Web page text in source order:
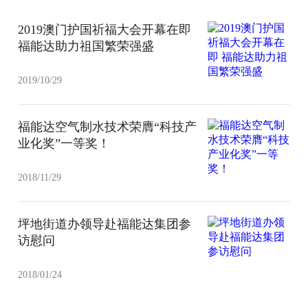
2019澳门护国祈福大会开幕在即
福能达助力祖国繁荣强盛
2019/10/29
福能达空气制水技术荣膺“科技产
业化奖”一等奖！
2018/11/29
坪地街道办领导赴福能达集团参
访慰问
2018/01/24